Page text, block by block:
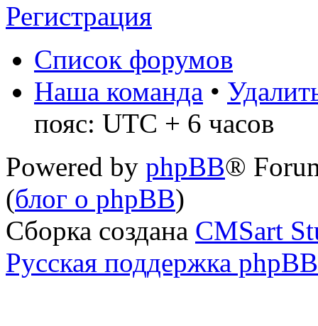
Регистрация
Список форумов
Наша команда •
пояс: UTC + 6 часов
Powered by phpBB®
(блог о phpBB)
Сборка создана CMSart
Русская поддержка phpBB